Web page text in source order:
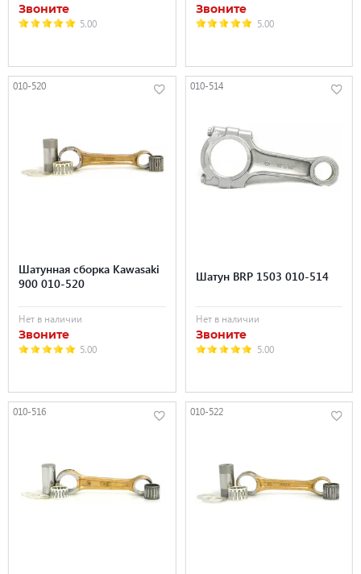
Звоните
5.00
Звоните
5.00
010-520
Шатунная сборка Kawasaki
900 010-520
Нет в наличии
Звоните
5.00
010-514
Шатун BRP 1503 010-514
Нет в наличии
Звоните
5.00
010-516 010-522